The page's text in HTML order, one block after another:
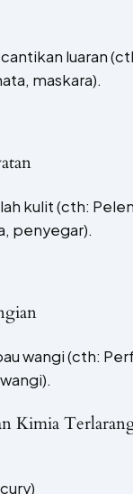
luaran
maskara).
kulit (cth:
penyegar).
wangi (cth:
Kimia